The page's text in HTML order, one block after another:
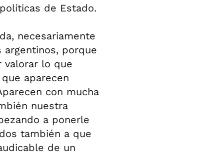
de Estado.
necesariamente
porque
valorar lo que
aparecen
con mucha
nuestra
a ponerle
también a que
de un